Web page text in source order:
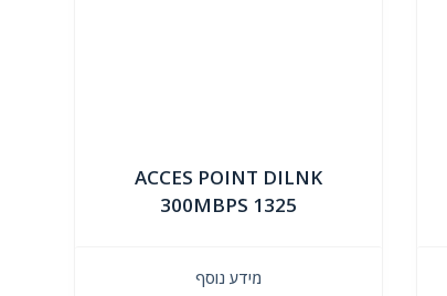
ACCES POINT DILNK
300MBPS 1325
מידע נוסף